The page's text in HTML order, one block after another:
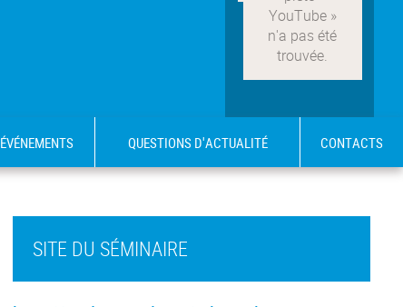
ÉVÉNEMENTS QUESTIONS D'ACTUALITÉ CONTACTS
SITE DU SÉMINAIRE